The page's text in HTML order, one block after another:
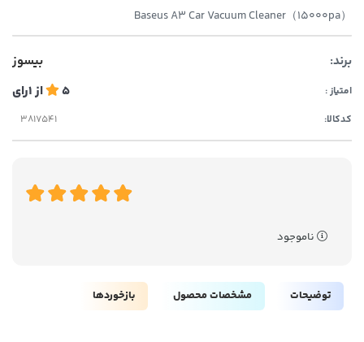
Baseus A3 Car Vacuum Cleaner（15000pa）
برند: بیسوز
امتیاز : 5 از1رای
کدکالا:
ناموجود
توضیحات مشخصات محصول بازخوردها